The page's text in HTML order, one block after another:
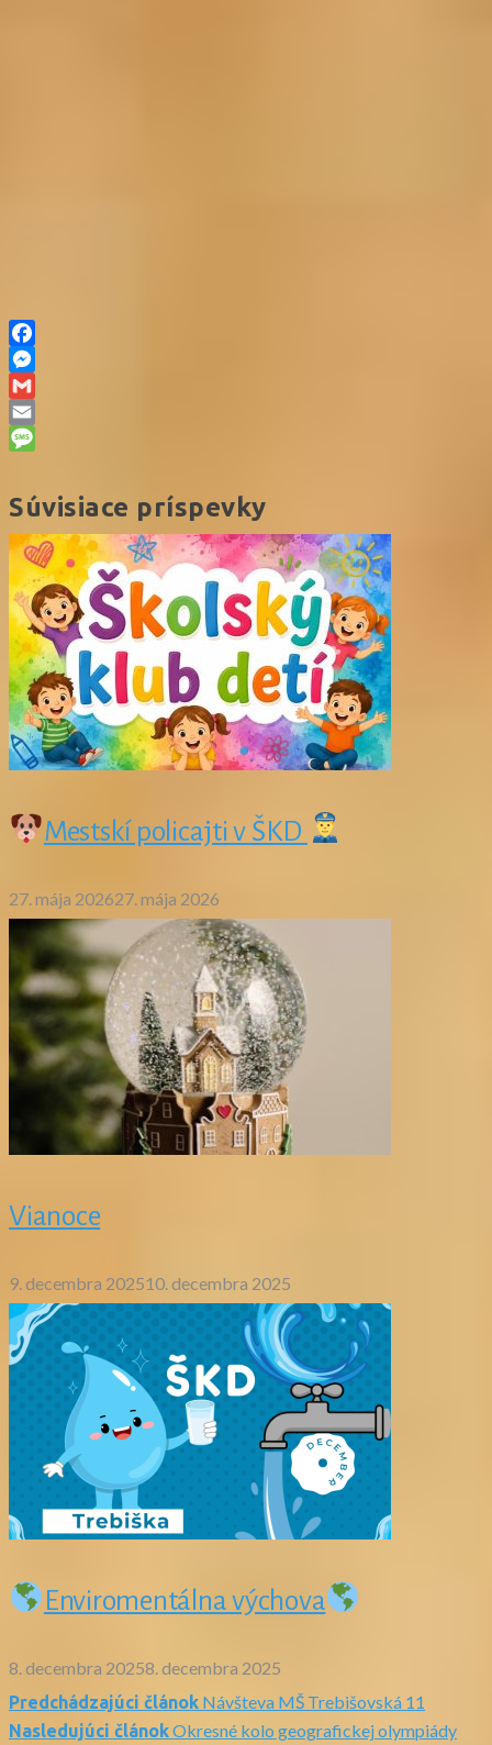
Facebook
Messenger
Gmail
Email
Súvisiace príspevky
Mestskí policajti v ŠKD
27. mája 202627. mája 2026
Vianoce
9. decembra 202510. decembra 2025
Enviromentálna výchova
8. decembra 20258. decembra 2025
Navigácia
Predchádzajúci článok Návšteva MŠ Trebišovská 11
Nasledujúci článokOkresné kolo geografickej olympiády